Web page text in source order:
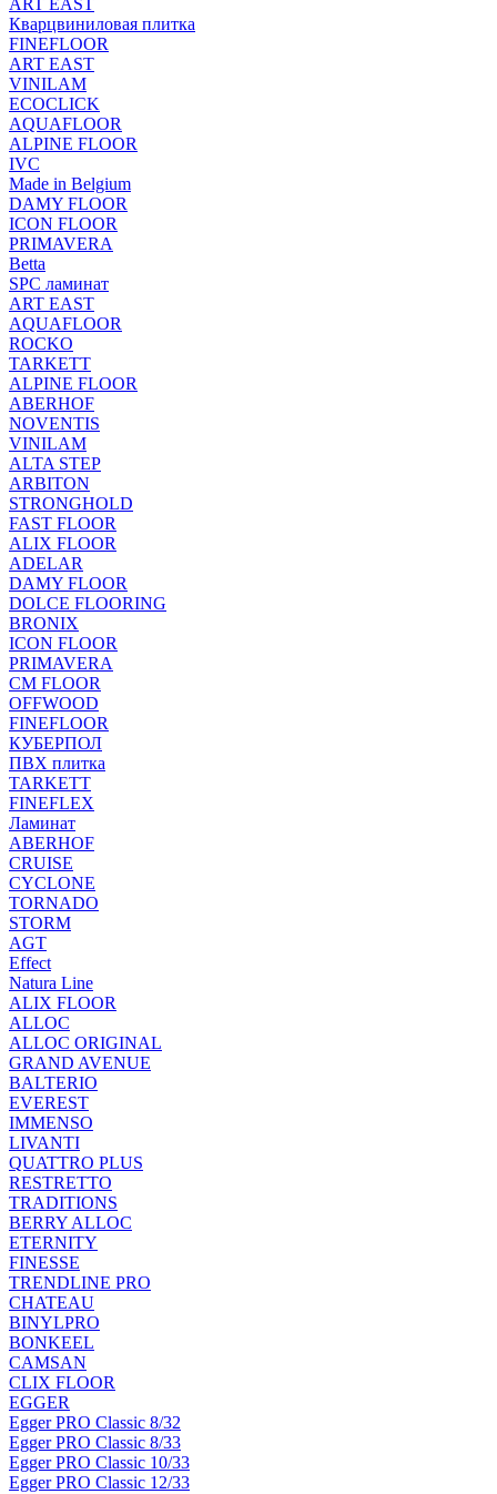
ART EAST
Кварцвиниловая плитка
FINEFLOOR
ART EAST
VINILAM
ECOCLICK
AQUAFLOOR
ALPINE FLOOR
IVC
Made in Belgium
DAMY FLOOR
ICON FLOOR
PRIMAVERA
Betta
SPC ламинат
ART EAST
AQUAFLOOR
ROCKO
TARKETT
ALPINE FLOOR
ABERHOF
NOVENTIS
VINILAM
ALTA STEP
ARBITON
STRONGHOLD
FAST FLOOR
ALIX FLOOR
ADELAR
DAMY FLOOR
DOLCE FLOORING
BRONIX
ICON FLOOR
PRIMAVERA
CM FLOOR
OFFWOOD
FINEFLOOR
КУБЕРПОЛ
ПВХ плитка
TARKETT
FINEFLEX
Ламинат
ABERHOF
CRUISE
CYCLONE
TORNADO
STORM
AGT
Effect
Natura Line
ALIX FLOOR
ALLOC
ALLOC ORIGINAL
GRAND AVENUE
BALTERIO
EVEREST
IMMENSO
LIVANTI
QUATTRO PLUS
RESTRETTO
TRADITIONS
BERRY ALLOC
ETERNITY
FINESSE
TRENDLINE PRO
CHATEAU
BINYLPRO
BONKEEL
CAMSAN
CLIX FLOOR
EGGER
Egger PRO Classic 8/32
Egger PRO Classic 8/33
Egger PRO Classic 10/33
Egger PRO Classic 12/33